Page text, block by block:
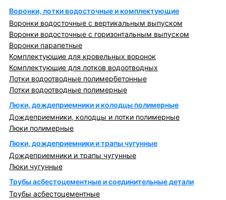
Воронки, лотки водосточные и комплектующие
Воронки водосточные с вертикальным выпуском
Воронки водосточные с горизонтальным выпуском
Воронки парапетные
Комплектующие для кровельных воронок
Комплектующие для лотков водоотводных
Лотки водоотводные полимербетонные
Лотки водоотводные полимерные
Люки, дождеприемники и колодцы полимерные
Дождеприемники, колодцы и лотки полимерные
Люки полимерные
Люки, дождеприемники и трапы чугунные
Дождеприемники и трапы чугунные
Люки чугунные
Трубы асбестоцементные и соединительные детали
Трубы асбестоцементные